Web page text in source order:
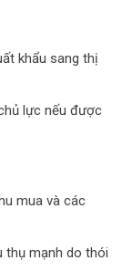
khẩu sang thị
lực nếu được
mua và các
thụ mạnh do thói